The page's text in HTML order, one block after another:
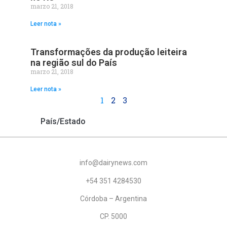
marzo 21, 2018
Leer nota »
Transformações da produção leiteira
na região sul do País
marzo 21, 2018
Leer nota »
1 2 3
País/Estado
info@dairynews.com
+54 351 4284530
Córdoba – Argentina
CP. 5000